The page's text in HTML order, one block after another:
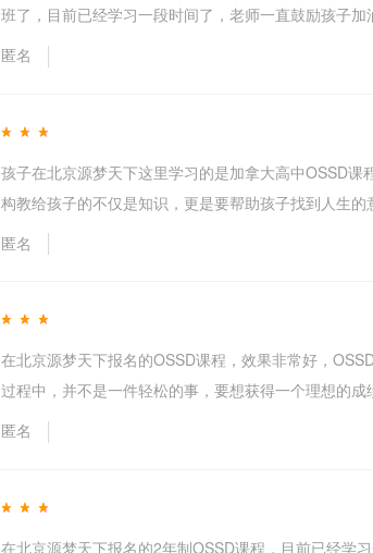
班了，目前已经学习一段时间了，老师一直鼓励孩子加
匿名
孩子在北京源梦天下这里学习的是加拿大高中OSSD
构教给孩子的不仅是知识，更是要帮助孩子找到人生的
匿名
在北京源梦天下报名的OSSD课程，效果非常好，
过程中，并不是一件轻松的事，要想获得一个理想的
匿名
在北京源梦天下报名的2年制OSSD课程，目前已经学